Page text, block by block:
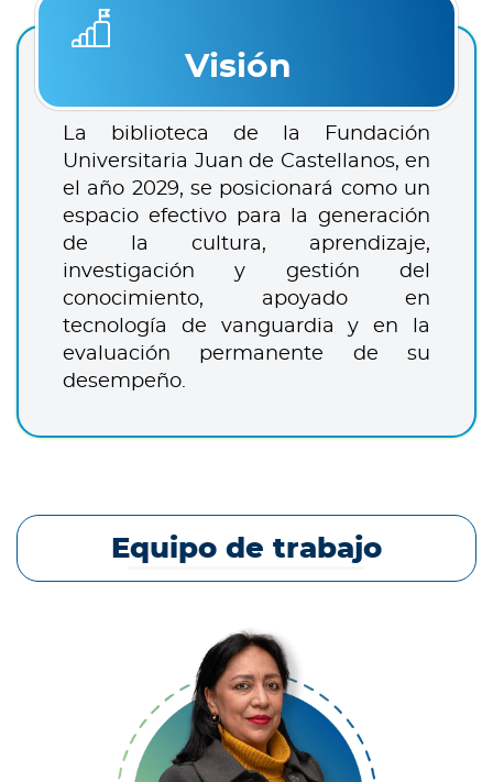
Visión
La biblioteca de la Fundación
Universitaria Juan de Castellanos, en
el año 2029, se posicionará como un
espacio efectivo para la generación
de la cultura, aprendizaje,
investigación y gestión del
conocimiento, apoyado en
tecnología de vanguardia y en la
evaluación permanente de su
desempeño.
Equipo de trabajo